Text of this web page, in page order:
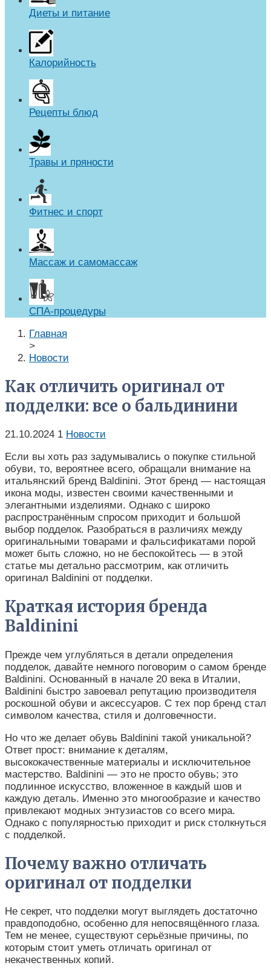
Диеты и питание
Калорийность
Рецепты блюд
Травы и пряности
Фитнес и спорт
Массаж и самомассаж
СПА-процедуры
Главная
>
Новости
Как отличить оригинал от
подделки: все о бальдинини
21.10.2024 1 Новости
Если вы хоть раз задумывались о покупке стильной
обуви, то, вероятнее всего, обращали внимание на
итальянский бренд Baldinini. Этот бренд — настоящая
икона моды, известен своими качественными и
элегантными изделиями. Однако с широко
распространённым спросом приходит и большой
выбор подделок. Разобраться в различиях между
оригинальными товарами и фальсификатами порой
может быть сложно, но не беспокойтесь — в этой
статье мы детально рассмотрим, как отличить
оригинал Baldinini от подделки.
Краткая история бренда
Baldinini
Прежде чем углубляться в детали определения
подделок, давайте немного поговорим о самом бренде
Baldinini. Основанный в начале 20 века в Италии,
Baldinini быстро завоевал репутацию производителя
роскошной обуви и аксессуаров. С тех пор бренд стал
символом качества, стиля и долговечности.
Но что же делает обувь Baldinini такой уникальной?
Ответ прост: внимание к деталям,
высококачественные материалы и исключительное
мастерство. Baldinini — это не просто обувь; это
подлинное искусство, вложенное в каждый шов и
каждую деталь. Именно это многообразие и качество
привлекают модных энтузиастов со всего мира.
Однако с популярностью приходит и риск столкнуться
с подделкой.
Почему важно отличать
оригинал от подделки
Не секрет, что подделки могут выглядеть достаточно
правдоподобно, особенно для непосвящённого глаза.
Тем не менее, существуют серьёзные причины, по
которым стоит уметь отличать оригинал от
некачественных копий.